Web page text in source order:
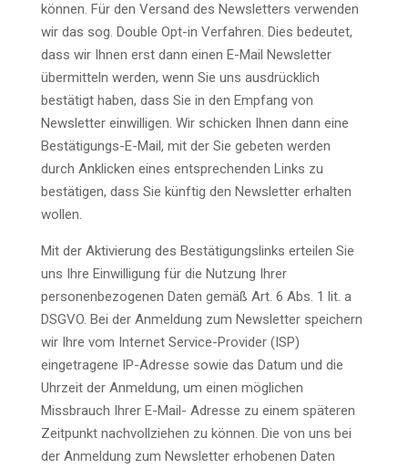
können. Für den Versand des Newsletters verwenden
wir das sog. Double Opt-in Verfahren. Dies bedeutet,
dass wir Ihnen erst dann einen E-Mail Newsletter
übermitteln werden, wenn Sie uns ausdrücklich
bestätigt haben, dass Sie in den Empfang von
Newsletter einwilligen. Wir schicken Ihnen dann eine
Bestätigungs-E-Mail, mit der Sie gebeten werden
durch Anklicken eines entsprechenden Links zu
bestätigen, dass Sie künftig den Newsletter erhalten
wollen.
Mit der Aktivierung des Bestätigungslinks erteilen Sie
uns Ihre Einwilligung für die Nutzung Ihrer
personenbezogenen Daten gemäß Art. 6 Abs. 1 lit. a
DSGVO. Bei der Anmeldung zum Newsletter speichern
wir Ihre vom Internet Service-Provider (ISP)
eingetragene IP-Adresse sowie das Datum und die
Uhrzeit der Anmeldung, um einen möglichen
Missbrauch Ihrer E-Mail- Adresse zu einem späteren
Zeitpunkt nachvollziehen zu können. Die von uns bei
der Anmeldung zum Newsletter erhobenen Daten